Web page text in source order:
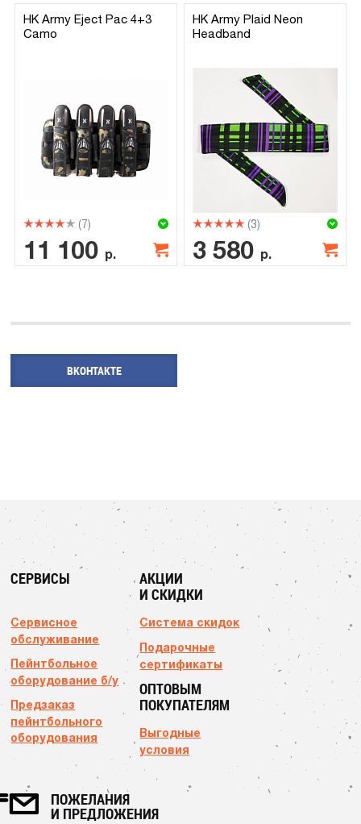
HK Army Eject Pac 4+3
Camo
(7)
11 100 р.
HK Army Plaid Neon
Headband
(3)
3 580 р.
ВКОНТАКТЕ
СЕРВИСЫ
Сервисное
обслуживание
Пейнтбольное
оборудование б/у
Предзаказ
пейнтбольного
оборудования
АКЦИИ
И СКИДКИ
Система скидок
Подарочные
сертификаты
ОПТОВЫМ
ПОКУПАТЕЛЯМ
Выгодные
условия
ПОЖЕЛАНИЯ
И ПРЕДЛОЖЕНИЯ